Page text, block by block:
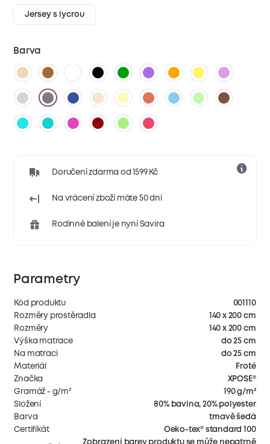
Jersey s lycrou
Barva
Doručení zdarma od 1599 Kč
Na vrácení zboží máte 50 dní
Rodinné balení je nyní Savira
Parametry
Kód produktu
001110
Rozměry prostěradla
140 x 200 cm
Rozměry
140 x 200 cm
Výška matrace
do 25 cm
Na matraci
do 25 cm
Materiál
Froté
Značka
XPOSE®
Gramáž - g/m²
190 g/m²
Složení
80% bavlna, 20% polyester
Barva
tmavě šedá
Certifikát
Oeko-tex® standard 100
Zobrazení barev produktu se může nepatrně